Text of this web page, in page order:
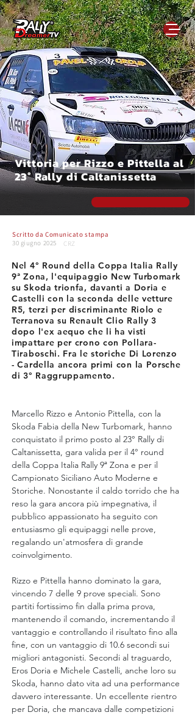
Vittoria per Rizzo e Pittella al
23° Rally di Caltanissetta
Scritto daComunicato stampa
30 giugno 2025
CRZ
Nel 4° Round della Coppa Italia Rally
9ª Zona, l'equipaggio New Turbomark
su Skoda trionfa, davanti a Doria e
Castelli con la seconda delle vetture
R5, terzi per discriminante Riolo e
Terranova su Renault Clio Rally 3
dopo l'ex aequo che li ha visti
impattare per crono con Pollara-
Tiraboschi. Fra le storiche Di Lorenzo
- Cardella ancora primi con la Porsche
di 3° Raggruppamento.
Marcello Rizzo e Antonio Pittella, con la
Skoda Fabia della New Turbomark, hanno
conquistato il primo posto al 23° Rally di
Caltanissetta, gara valida per il 4° round
della Coppa Italia Rally 9ª Zona e per il
Campionato Siciliano Auto Moderne e
Storiche. Nonostante il caldo torrido che ha
reso la gara ancora più impegnativa, il
pubblico appassionato ha seguito con
entusiasmo gli equipaggi nelle prove,
regalando un'atmosfera di grande
coinvolgimento.
Rizzo e Pittella hanno dominato la gara,
vincendo 7 delle 9 prove speciali. Sono
partiti fortissimo fin dalla prima prova,
mantenendo il comando, incrementando il
vantaggio e controllando il risultato fino alla
fine, con un vantaggio di 10.6 secondi sui
migliori antagonisti. Secondi al traguardo,
Eros Doria e Michele Castelli, anche loro su
Skoda, hanno dato vita ad una performance
davvero interessante. Un eccellente rientro
per Doria, che mancava dalle competizioni